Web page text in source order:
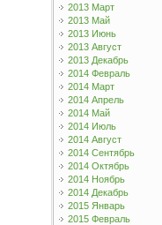
2013 Март
2013 Май
2013 Июнь
2013 Август
2013 Декабрь
2014 Февраль
2014 Март
2014 Апрель
2014 Май
2014 Июль
2014 Август
2014 Сентябрь
2014 Октябрь
2014 Ноябрь
2014 Декабрь
2015 Январь
2015 Февраль